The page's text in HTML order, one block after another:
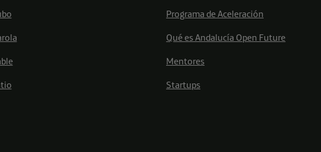
Programa de Aceleración
Qué es Andalucía Open Future
Mentores
Startups